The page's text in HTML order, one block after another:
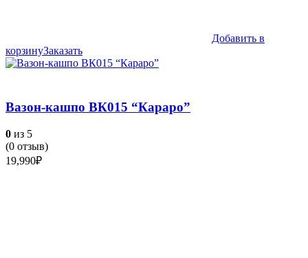
Добавить в
корзинуЗаказать
Вазон-кашпо ВК015 “Караро”
0 из 5
(0 отзыв)
19,990₽